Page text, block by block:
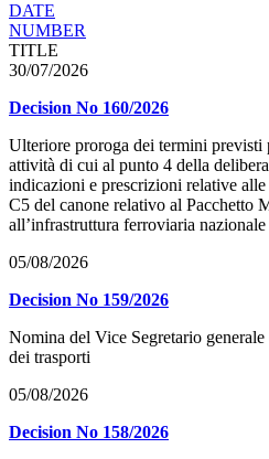
DATE
NUMBER
TITLE
30/07/2026
Decision No 160/2026
Ulteriore proroga dei termini previsti
attività di cui al punto 4 della
indicazioni e prescrizioni relative
C5 del canone relativo al Pacchetto
all’infrastruttura ferroviaria
05/08/2026
Decision No 159/2026
Nomina del Vice Segretario
dei trasporti
05/08/2026
Decision No 158/2026